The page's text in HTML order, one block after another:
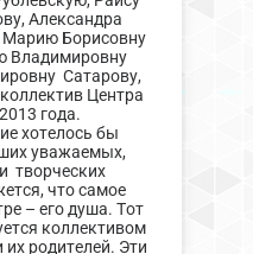
Александра
Борисовну
Владимировну
Сатарову,
Центра
года.
бы
уважаемых,
творческих
что самое
– его душа. Тот
коллективом
их родителей. Эти